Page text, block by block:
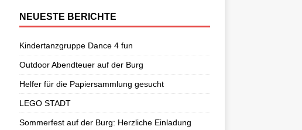
NEUESTE BERICHTE
Kindertanzgruppe Dance 4 fun
Outdoor Abendteuer auf der Burg
Helfer für die Papiersammlung gesucht
LEGO STADT
Sommerfest auf der Burg: Herzliche Einladung